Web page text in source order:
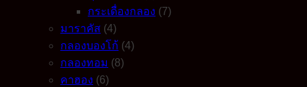
กระเดื่องกลอง (7)
มาราคัส (4)
กลองบองโก้ (4)
กลองทอม (8)
คาฮอง (6)